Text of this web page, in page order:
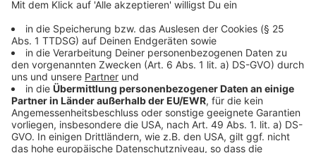
einem Monat. So ein Stellenrückgang sei aber zu
dieser Jahreszeit normal. Das meiste Personal suchen
im Moment Personaldienstleiter, das Gesundheits- und
Sozialwesen und das Verarbeitungsgewerbe. Nach
Einschätzung der Arbeitsagentur wird der
Fachkräftemangel auch nach der Corona-Pandemie
weiter bestehen bleiben.